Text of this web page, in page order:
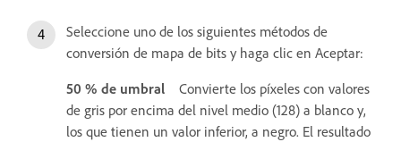
Seleccione uno de los siguientes métodos de
conversión de mapa de bits y haga clic en Aceptar:
50 % de umbral
Convierte los píxeles con valores
de gris por encima del nivel medio (128) a blanco y,
los que tienen un valor inferior, a negro. El resultado